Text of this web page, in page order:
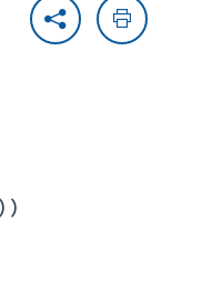
PartagerImprimer
)